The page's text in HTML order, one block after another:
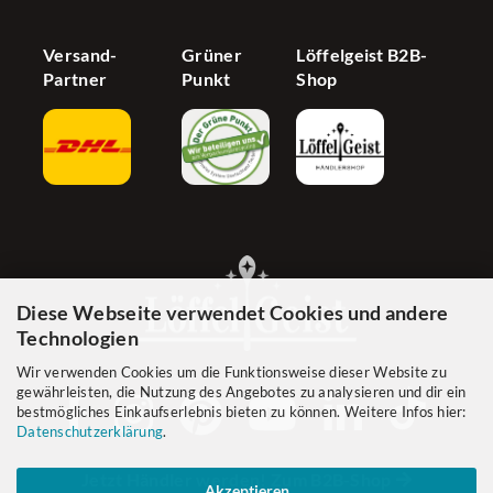
Diese Webseite verwendet Cookies und andere
Technologien
Wir verwenden Cookies um die Funktionsweise dieser Website zu
gewährleisten, die Nutzung des Angebotes zu analysieren und dir ein
bestmögliches Einkaufserlebnis bieten zu können. Weitere Infos hier:
Datenschutzerklärung.
Versand-
Partner
Grüner
Punkt
Löffelgeist B2B-
Shop